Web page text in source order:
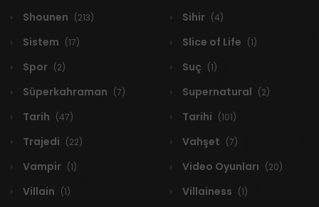
Shounen (213) Sihir (4)
Sistem (17) Slice of Life (1)
Spor (2) Suç (1)
Süperkahraman (7) Supernatural (2)
Tarih (47) Tarihi (101)
Trajedi (22) Vahşet (7)
Vampir (1) Video Oyunları (20)
Villain (1) Villainess (1)